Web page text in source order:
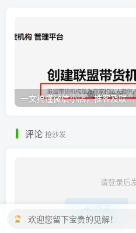
一文搞懂微信小店，推客及联盟带货机构之间的相互联系
评论 抢沙发
请登录后
欢迎您留下宝贵的见解！